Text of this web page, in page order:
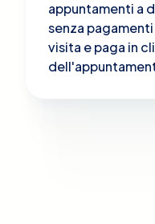
appuntamenti a
senza
visita e paga in